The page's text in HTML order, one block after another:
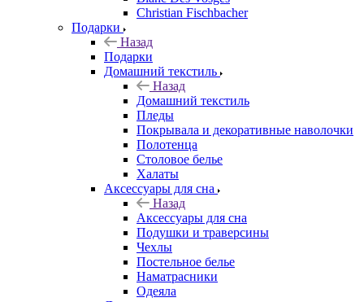
Christian Fischbacher
Подарки
Назад
Подарки
Домашний текстиль
Назад
Домашний текстиль
Пледы
Покрывала и декоративные наволочки
Полотенца
Столовое белье
Халаты
Аксессуары для сна
Назад
Аксессуары для сна
Подушки и траверсины
Чехлы
Постельное белье
Наматрасники
Одеяла